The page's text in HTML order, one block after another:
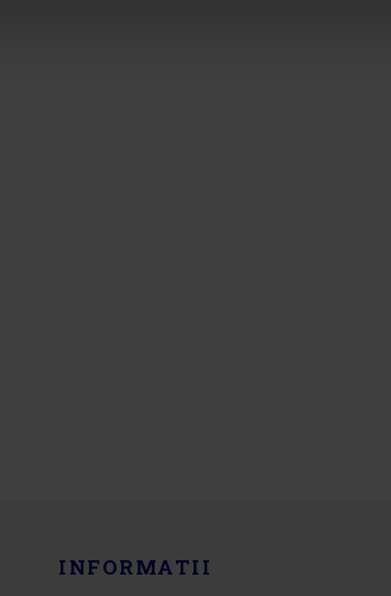
INFORMATII